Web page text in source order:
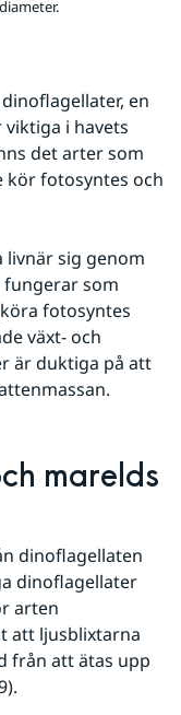
en
i havets
det arter som
kör fotosyntes och
sig genom
som
fotosyntes
växt- och
är duktiga på att
marelds
dinoflagellater
att ljusblixtarna
från att ätas upp